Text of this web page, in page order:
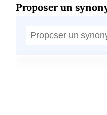
Proposer un